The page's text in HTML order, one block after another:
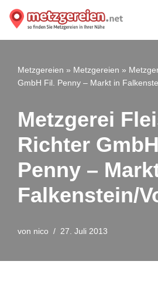
Zum
Metzgereien » Metzgereien »
GmbH Fil. Penny – Markt in
Metzgerei
Richter
Penny –
Falkenstein/
von nico 27. Juli 2013